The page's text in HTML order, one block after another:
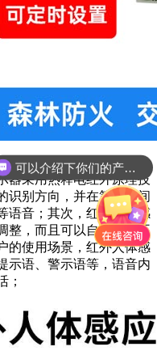
采用热释电红外原理技
识别方向，并在第一时间
语音；其次，红外人体感
整，而且可以自由切换不
的使用场景，红外人体感
示语、警示语等，语音内
；
可以介绍下你们的产品么？